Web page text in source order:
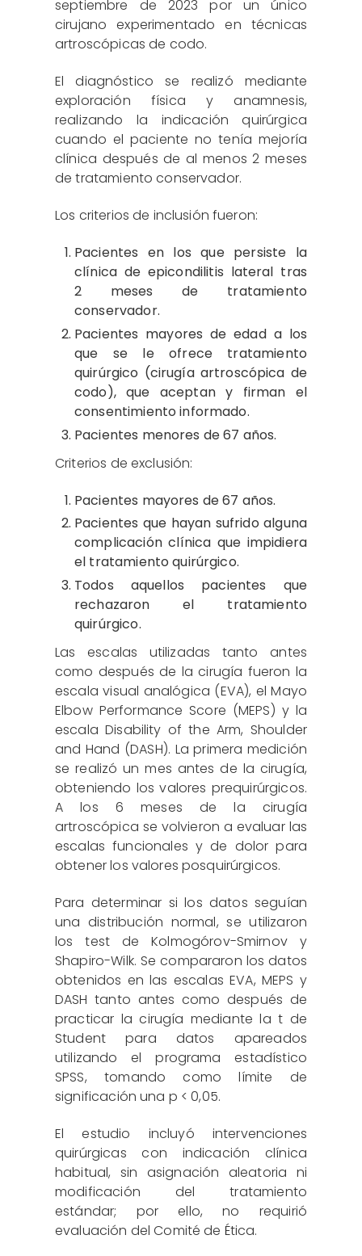
septiembre de 2023 por un único
cirujano experimentado en técnicas
artroscópicas de codo.
El diagnóstico se realizó mediante
exploración física y anamnesis,
realizando la indicación quirúrgica
cuando el paciente no tenía mejoría
clínica después de al menos 2 meses
de tratamiento conservador.
Los criterios de inclusión fueron:
Pacientes en los que persiste la
clínica de epicondilitis lateral tras
2 meses de tratamiento
conservador.
Pacientes mayores de edad a los
que se le ofrece tratamiento
quirúrgico (cirugía artroscópica de
codo), que aceptan y firman el
consentimiento informado.
Pacientes menores de 67 años.
Criterios de exclusión:
Pacientes mayores de 67 años.
Pacientes que hayan sufrido alguna
complicación clínica que impidiera
el tratamiento quirúrgico.
Todos aquellos pacientes que
rechazaron el tratamiento
quirúrgico.
Las escalas utilizadas tanto antes
como después de la cirugía fueron la
escala visual analógica (EVA), el Mayo
Elbow Performance Score (MEPS) y la
escala Disability of the Arm, Shoulder
and Hand (DASH). La primera medición
se realizó un mes antes de la cirugía,
obteniendo los valores prequirúrgicos.
A los 6 meses de la cirugía
artroscópica se volvieron a evaluar las
escalas funcionales y de dolor para
obtener los valores posquirúrgicos.
Para determinar si los datos seguían
una distribución normal, se utilizaron
los test de Kolmogórov-Smirnov y
Shapiro-Wilk. Se compararon los datos
obtenidos en las escalas EVA, MEPS y
DASH tanto antes como después de
practicar la cirugía mediante la t de
Student para datos apareados
utilizando el programa estadístico
SPSS, tomando como límite de
significación una p < 0,05.
El estudio incluyó intervenciones
quirúrgicas con indicación clínica
habitual, sin asignación aleatoria ni
modificación del tratamiento
estándar; por ello, no requirió
evaluación del Comité de Ética.